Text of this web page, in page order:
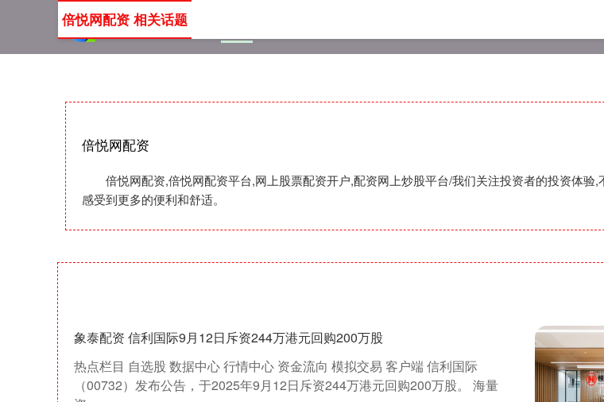
倍悦网配资
倍悦网配资,倍悦网配资平台,网上股票配资开户,配资网上炒股平台/我们关注投资者的投资体
感受到更多的便利和舒适。
倍悦网配资 相关话题
象泰配资 信利国际9月12日斥资244万港元回购200万股
热点栏目 自选股 数据中心 行情中心 资金流向 模拟交易 客户端 信利国际
（00732）发布公告，于2025年9月12日斥资244万港元回购200万股。 海量